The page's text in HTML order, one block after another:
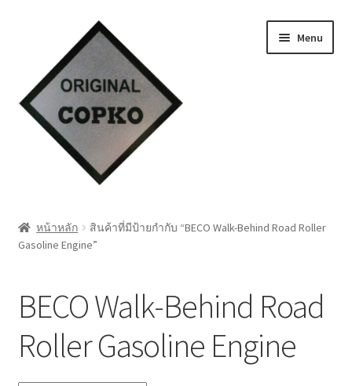
navigation
content
Menu
Cart
ชำระเงิน
หน้าหลัก
สินค้าที่มีป้ายกำกับ “BECO Walk-Behind Road Roller
Gasoline Engine”
BECO Walk-Behind Road
Roller Gasoline Engine